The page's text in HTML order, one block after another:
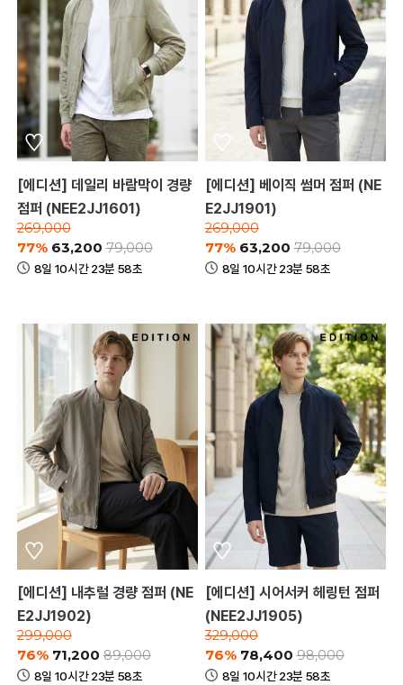
[에디션] 데일리 바람막이 경량
점퍼 (NEE2JJ1601)
269,000
77% 63,200 79,000
8일 10시간 23분 58초
[에디션] 베이직 썸머 점퍼 (NE
E2JJ1901)
269,000
77% 63,200 79,000
8일 10시간 23분 58초
[에디션] 내추럴 경량 점퍼 (NE
E2JJ1902)
299,000
76% 71,200 89,000
8일 10시간 23분 58초
[에디션] 시어서커 헤링턴 점퍼
(NEE2JJ1905)
329,000
76% 78,400 98,000
8일 10시간 23분 58초